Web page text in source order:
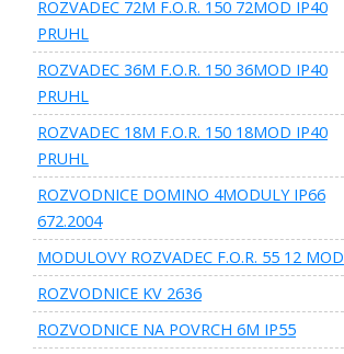
ROZVADEC 72M F.O.R. 150 72MOD IP40
PRUHL
ROZVADEC 36M F.O.R. 150 36MOD IP40
PRUHL
ROZVADEC 18M F.O.R. 150 18MOD IP40
PRUHL
ROZVODNICE DOMINO 4MODULY IP66
672.2004
MODULOVY ROZVADEC F.O.R. 55 12 MOD
ROZVODNICE KV 2636
ROZVODNICE NA POVRCH 6M IP55